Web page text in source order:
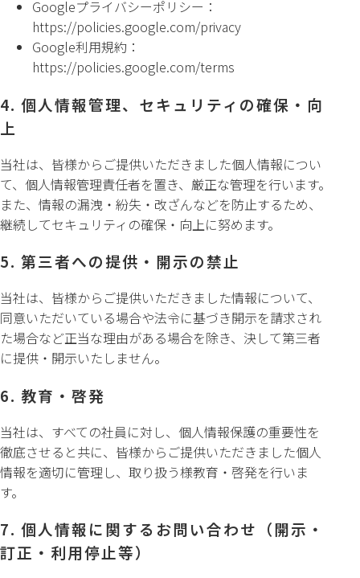
Googleプライバシーポリシー：
https://policies.google.com/privacy
Google利用規約：
https://policies.google.com/terms
4. 個人情報管理、セキュリティの確保・向
上
当社は、皆様からご提供いただきました個人情報につい
て、個人情報管理責任者を置き、厳正な管理を行います。
また、情報の漏洩・紛失・改ざんなどを防止するため、
継続してセキュリティの確保・向上に努めます。
5. 第三者への提供・開示の禁止
当社は、皆様からご提供いただきました情報について、
同意いただいている場合や法令に基づき開示を請求され
た場合など正当な理由がある場合を除き、決して第三者
に提供・開示いたしません。
6. 教育・啓発
当社は、すべての社員に対し、個人情報保護の重要性を
徹底させると共に、皆様からご提供いただきました個人
情報を適切に管理し、取り扱う様教育・啓発を行いま
す。
7. 個人情報に関するお問い合わせ（開示・
訂正・利用停止等）